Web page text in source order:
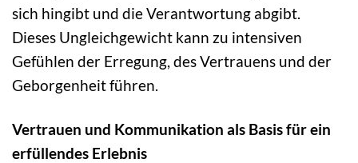
sich hingibt und die Verantwortung abgibt.
Dieses Ungleichgewicht kann zu intensiven
Gefühlen der Erregung, des Vertrauens und der
Geborgenheit führen.
Vertrauen und Kommunikation als Basis für ein
erfüllendes Erlebnis